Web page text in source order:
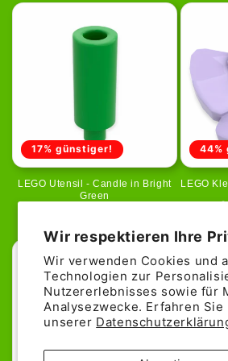
Wir respektieren Ihre
Wir verwenden Cookies und
Technologien zur
Nutzererlebnisses sowie für
Analysezwecke. Erfahren Sie
unserer
17% günstiger!
LEGO Utensil - Candle in Bright
Green
Preis
44%
LEGO